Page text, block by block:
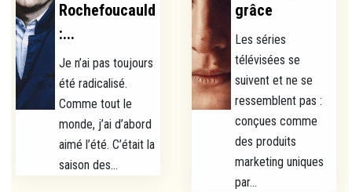
Rochefoucauld
:...
Je n’ai pas toujours
été radicalisé.
Comme tout le
monde, j’ai d’abord
aimé l’été. C’était la
saison des...
grâce
Les séries
télévisées se
suivent et ne se
ressemblent pas :
conçues comme
des produits
marketing uniques
par...